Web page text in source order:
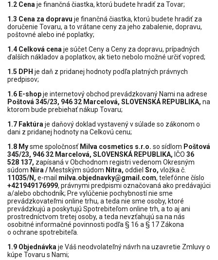
1.2 Cena je finančná čiastka, ktorú budete hradiť za Tovar;
1.3 Cena za dopravu je finančná čiastka, ktorú budete hradiť za
doručenie Tovaru, a to vrátane ceny za jeho zabalenie, dopravu,
poštovné alebo iné poplatky;
1.4 Celková cena je súčet Ceny a Ceny za dopravu, prípadných
ďalších nákladov a poplatkov, ak tieto nebolo možné určiť vopred;
1.5 DPH je daň z pridanej hodnoty podľa platných právnych
predpisov;
1.6 E-shopje internetový obchod prevádzkovaný Nami na adrese
Poštová 345/23, 946 32 Marcelová, SLOVENSKÁ REPUBLIKA, na
ktorom bude prebiehať nákup Tovaru;
1.7 Faktúra je daňový doklad vystavený v súlade so zákonom o
dani z pridanej hodnoty na Celkovú cenu;
1.8 Mysme spoločnosť Milva cosmetics s.r.o. so sídlom Poštová
345/23, 946 32 Marcelová, SLOVENSKÁ REPUBLIKA, IČO 36
528 137, zapísaná v Obchodnom registri vedenom Okresným
súdom Nira / Mestským súdom Nitra, oddiel Sro, vložka č.
11035/N, e-mail milva.objednavky@gmail.com, telefónne číslo
+421949176999, právnymi predpismi označovaná ako predávajúci
a/alebo obchodník; Pre vylúčenie pochybností nie sme
prevádzkovateľmi online trhu, a teda nie sme osoby, ktoré
prevádzkujú a poskytujú Spotrebiteľom online trh, a to aj ani
prostredníctvom tretej osoby, a teda nevzťahujú sa na nás
osobitné informačné povinnosti podľa § 16 a § 17 Zákona
o ochrane spotrebiteľa.
1.9 Objednávka je Váš neodvolateľný návrh na uzavretie Zmluvy o
kúpe Tovaru s Nami;